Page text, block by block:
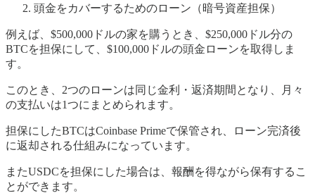
頭金をカバーするためのローン（暗号資産担保）
例えば、$500,000ドルの家を購うとき、$250,000ドル分の
BTCを担保にして、$100,000ドルの頭金ローンを取得しま
す。
このとき、2つのローンは同じ金利・返済期間となり、月々
の支払いは1つにまとめられます。
担保にしたBTCはCoinbase Primeで保管され、ローン完済後
に返却される仕組みになっています。
またUSDCを担保にした場合は、報酬を得ながら保有するこ
とができます。